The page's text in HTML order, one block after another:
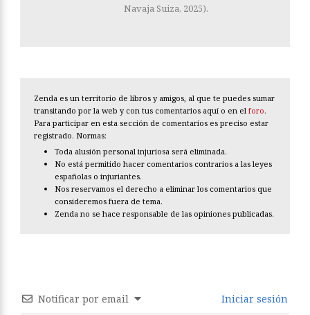
Navaja Suiza, 2025).
Zenda es un territorio de libros y amigos, al que te puedes sumar
transitando por la web y con tus comentarios aquí o en el foro.
Para participar en esta sección de comentarios es preciso estar
registrado. Normas:
Toda alusión personal injuriosa será eliminada.
No está permitido hacer comentarios contrarios a las leyes
españolas o injuriantes.
Nos reservamos el derecho a eliminar los comentarios que
consideremos fuera de tema.
Zenda no se hace responsable de las opiniones publicadas.
Notificar por email Iniciar sesión